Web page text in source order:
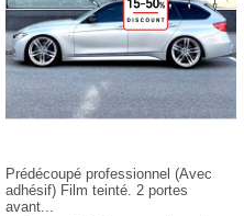
Prédécoupé professionnel (Avec
adhésif) Film teinté. 2 portes
avant...